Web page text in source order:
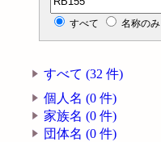
すべて 名称のみ
すべて (32 件)
個人名 (0 件)
家族名 (0 件)
団体名 (0 件)